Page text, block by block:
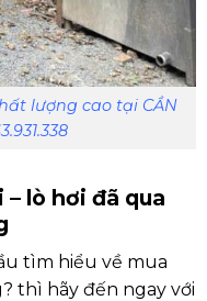
lượng cao tại CẦN
lò hơi đã qua
tìm hiểu về mua
thì hãy đến ngay với